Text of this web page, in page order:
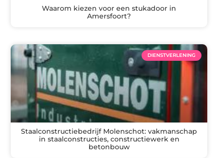
Waarom kiezen voor een stukadoor in
Amersfoort?
DIENSTVERLENING
Staalconstructiebedrijf Molenschot: vakmanschap
in staalconstructies, constructiewerk en
betonbouw